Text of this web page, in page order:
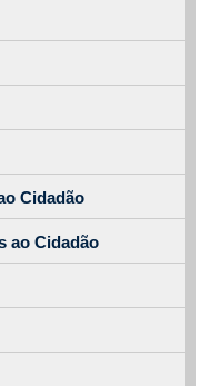
Cidadão
ao Cidadão